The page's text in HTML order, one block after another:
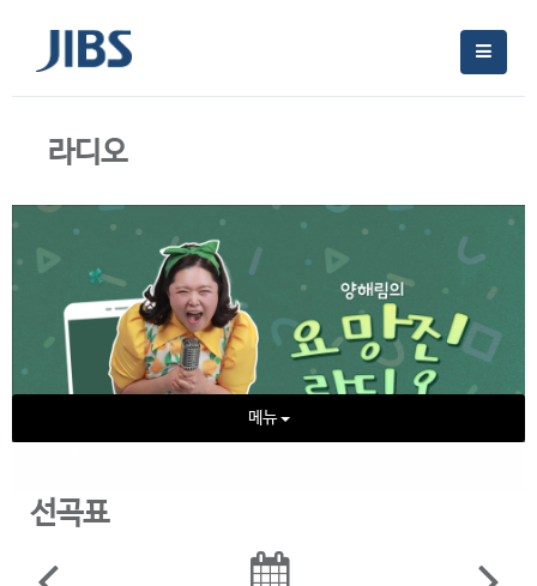
라디오
메뉴
선곡표